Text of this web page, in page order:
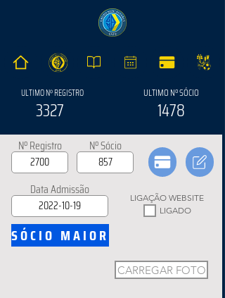
ULTIMO Nº REGISTRO
3327
ULTIMO Nº SÓCIO
1478
Nº Registro Nº Sócio
Data Admissão
LIGAÇÃO WEBSITE
LIGADO
SÓCIO MAIOR
CARREGAR FOTO